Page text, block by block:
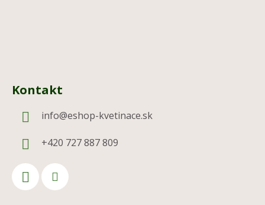
Kontakt
info@eshop-kvetinace.sk
+420 727 887 809